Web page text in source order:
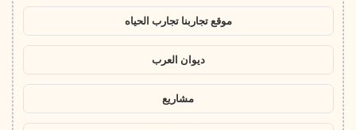
موقع تجاربنا تجارب الحياه
ديوان العرب
مشاريع